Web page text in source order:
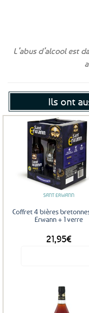
L’abus d’alcool est
Ils ont
SANT ERWANN
Coffret 4 bières
Erwann + 1 verre
21,95€